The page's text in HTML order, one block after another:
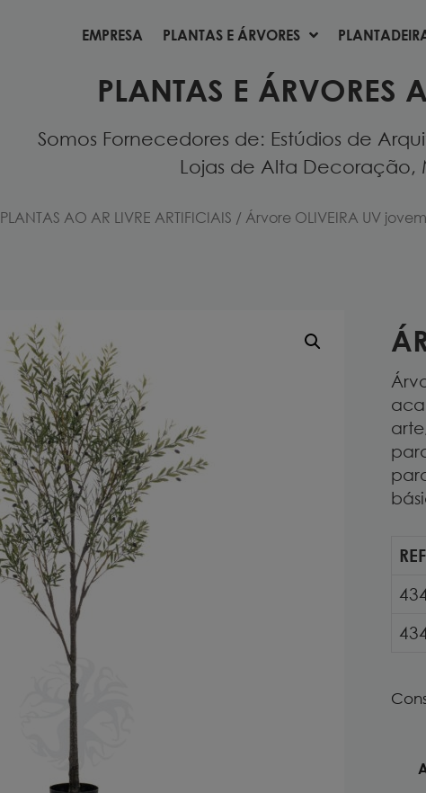
EMPRESA PLANTAS E ÁRVORES
EMPRESA PLANTAS E ÁRVORES
PLANTAS E ÁRVORES
Somos Fornecedores de: Estúdios de
Lojas de Alta Decoração,
PLANTAS AO AR LIVRE ARTIFICIAIS / Árvore OLIVEIRA UV jovem
REF